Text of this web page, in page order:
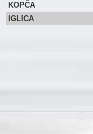
KOPČA
IGLICA